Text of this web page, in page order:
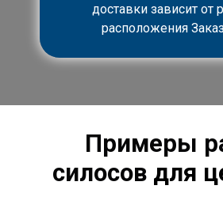
доставки зависит от
расположения
Примеры
силосов для